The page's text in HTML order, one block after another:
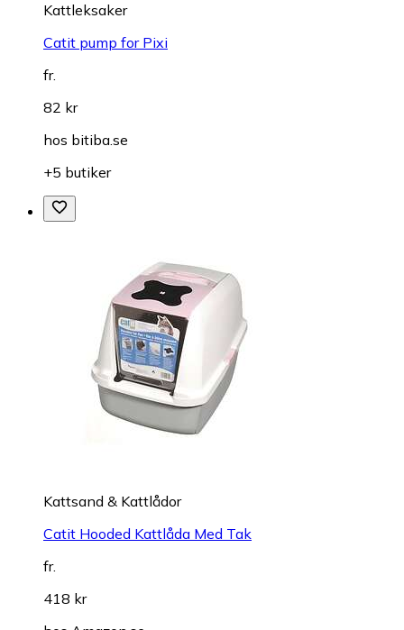
Kattleksaker
Catit pump for Pixi
fr.
82 kr
hos bitiba.se
+5 butiker
Kattsand & Kattlådor
Catit Hooded Kattlåda Med Tak
fr.
418 kr